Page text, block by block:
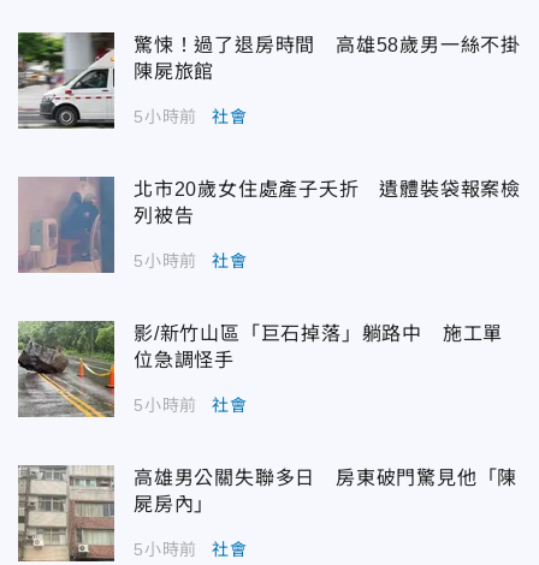
驚悚！過了退房時間 高雄58歲男一絲不掛
陳屍旅館
5小時前 社會
北市20歲女住處產子夭折 遺體裝袋報案檢
列被告
5小時前 社會
影/新竹山區「巨石掉落」躺路中 施工單
位急調怪手
5小時前 社會
高雄男公關失聯多日 房東破門驚見他「陳
屍房內」
5小時前 社會